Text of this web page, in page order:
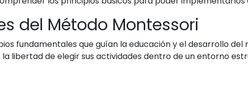
del Método Montessori
fundamentales que guían la educación y el desarrollo del
la libertad de elegir sus actividades dentro de un entorno